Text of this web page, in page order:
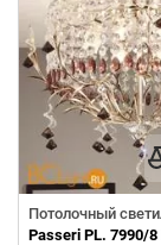
Потолочный
Passeri PL. 7990/8